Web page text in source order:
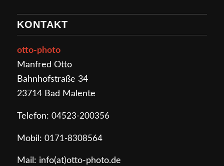
KONTAKT
otto-photo
Manfred Otto
Bahnhofstraße 34
23714 Bad Malente
Telefon: 04523-200356
Mobil: 0171-8308564
Mail: info(at)otto-photo.de